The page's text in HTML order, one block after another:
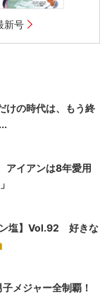
新号
けの時代は、もう終
アイアンは8年愛用
ン塩】Vol.92 好きな
メジャー全制覇！